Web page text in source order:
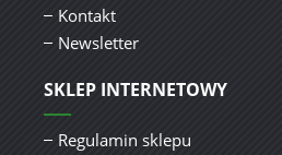
Kontakt
Newsletter
SKLEP INTERNETOWY
Regulamin sklepu